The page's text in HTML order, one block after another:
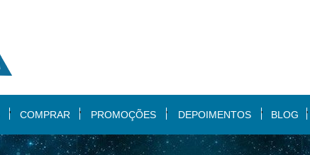
COMPRAR PROMOÇÕES DEPOIMENTOS BLOG